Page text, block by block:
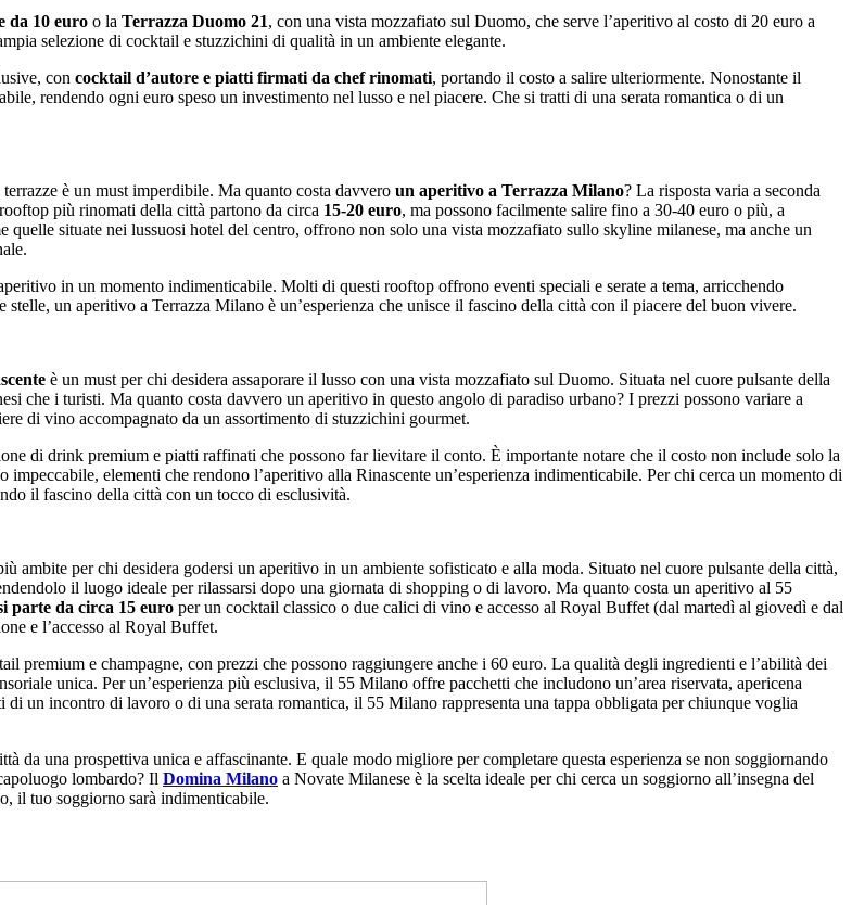
da 10 euro o la Terrazza Duomo 21, con una vista mozzafiato sul Duomo, che serve l’aperitivo al costo di 20 euro a
selezione di cocktail e stuzzichini di qualità in un ambiente elegante.
con cocktail d’autore e piatti firmati da chef rinomati, portando il costo a salire ulteriormente. Nonostante il
rendendo ogni euro speso un investimento nel lusso e nel piacere. Che si tratti di una serata romantica o di un
è un must imperdibile. Ma quanto costa davvero un aperitivo a Terrazza Milano? La risposta varia a seconda
più rinomati della città partono da circa 15-20 euro, ma possono facilmente salire fino a 30-40 euro o più, a
situate nei lussuosi hotel del centro, offrono non solo una vista mozzafiato sullo skyline milanese, ma anche un
in un momento indimenticabile. Molti di questi rooftop offrono eventi speciali e serate a tema, arricchendo
un aperitivo a Terrazza Milano è un’esperienza che unisce il fascino della città con il piacere del buon vivere.
è un must per chi desidera assaporare il lusso con una vista mozzafiato sul Duomo. Situata nel cuore pulsante della
che i turisti. Ma quanto costa davvero un aperitivo in questo angolo di paradiso urbano? I prezzi possono variare a
di vino accompagnato da un assortimento di stuzzichini gourmet.
di drink premium e piatti raffinati che possono far lievitare il conto. È importante notare che il costo non include solo la
elementi che rendono l’aperitivo alla Rinascente un’esperienza indimenticabile. Per chi cerca un momento di
il fascino della città con un tocco di esclusività.
per chi desidera godersi un aperitivo in un ambiente sofisticato e alla moda. Situato nel cuore pulsante della città,
il luogo ideale per rilassarsi dopo una giornata di shopping o di lavoro. Ma quanto costa un aperitivo al 55
parte da circa 15 euro per un cocktail classico o due calici di vino e accesso al Royal Buffet (dal martedì al giovedì e dal
e l’accesso al Royal Buffet.
premium e champagne, con prezzi che possono raggiungere anche i 60 euro. La qualità degli ingredienti e l’abilità dei
unica. Per un’esperienza più esclusiva, il 55 Milano offre pacchetti che includono un’area riservata, apericena
un incontro di lavoro o di una serata romantica, il 55 Milano rappresenta una tappa obbligata per chiunque voglia
da una prospettiva unica e affascinante. E quale modo migliore per completare questa esperienza se non soggiornando
lombardo? Il Domina Milano a Novate Milanese è la scelta ideale per chi cerca un soggiorno all’insegna del
il tuo soggiorno sarà indimenticabile.